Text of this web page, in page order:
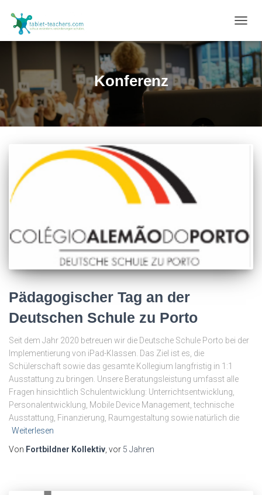
Konferenz
Pädagogischer Tag an der
Deutschen Schule zu Porto
Seit dem Jahr 2020 betreuen wir die Deutsche Schule Porto bei der
Implementierung von iPad-Klassen. Das Ziel ist es, die
Schülerschaft sowie das gesamte Kollegium langfristig in 1:1
Ausstattung zu bringen. Unsere Beratungsleistung umfasst alle
Fragen hinsichtlich Schulentwicklung: Unterrichtsentwicklung,
Personalentwicklung, Mobile Device Management, technische
Ausstattung, Finanzierung, Raumgestaltung sowie natürlich die
Weiterlesen
Von Fortbildner Kollektiv, vor 5 Jahren